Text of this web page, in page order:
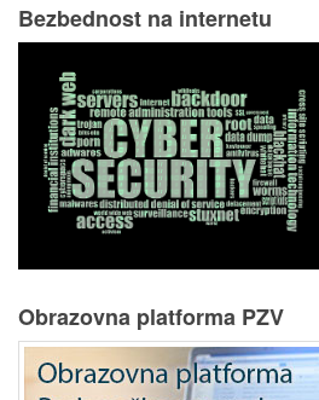
Bezbednost na internetu
Obrazovna platforma PZV